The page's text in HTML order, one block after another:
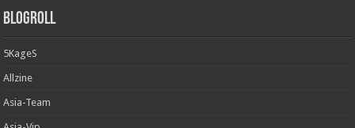
Blogroll
5KageS
Allzine
Asia-Team